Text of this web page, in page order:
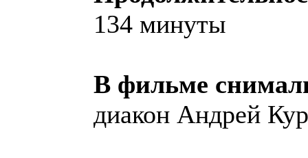
134 минуты
В фильме
диакон Андрей